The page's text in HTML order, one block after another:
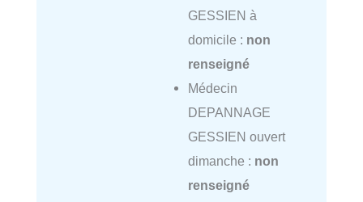
GESSIEN à
domicile : non
renseigné
Médecin
DEPANNAGE
GESSIEN ouvert
dimanche : non
renseigné